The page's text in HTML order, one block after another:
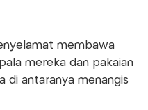
membawa
mereka dan pakaian
di antaranya menangis